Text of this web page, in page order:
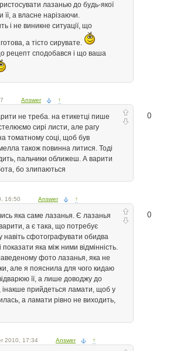
лазанью до будь-якої
а власне нарізаючи.
і не виникне ситуації, що
а тісто сирувате.
рецепт сподобався і що ваша
Answer ↑
0
не треба. на етикетці пише
сирі листи, але рагу
томатному соці, щоб був
також повинна литися. Тоді
пальчики оближеш. А варити
бо злипаються
16:50 Answer ↑
0
яка саме лазанья. Є лазанья
а є така, що потребує
навіть сфотографувати обидва
показати яка між ними відмінність.
фото лазанья, яка не
але я пояснила для чого кидаю
її, а лише доводжу до
інакше прийдеться ламати, щоб у
а ламати рівно не виходить,
2010, 17:34 Answer ↑